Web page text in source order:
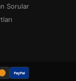
Sorular
PayPal